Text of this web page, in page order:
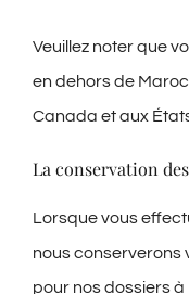
Veuillez noter que
en dehors de
Canada et aux
La conservation
Lorsque vous
nous conserverons
pour nos dossiers